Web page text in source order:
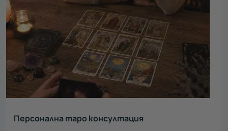
Персонална таро консултация